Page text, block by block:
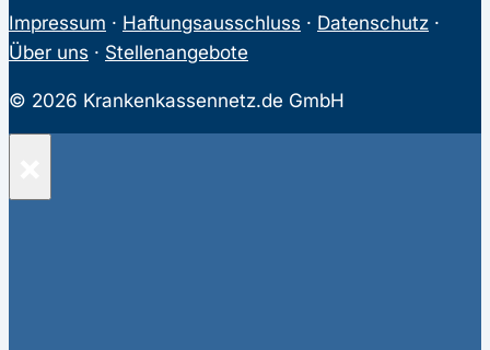
Impressum · Haftungsausschluss · Datenschutz ·
Über uns · Stellenangebote
© 2026 Krankenkassennetz.de GmbH